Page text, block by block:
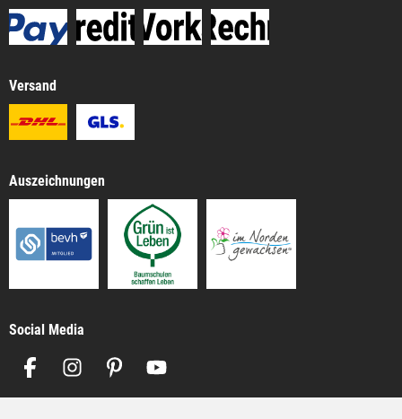
Versand
Auszeichnungen
Social Media